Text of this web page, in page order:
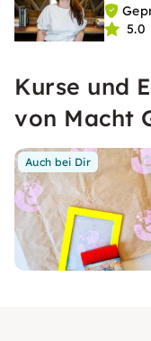
5.0
Kurse und
von Macht
Auch bei Dir